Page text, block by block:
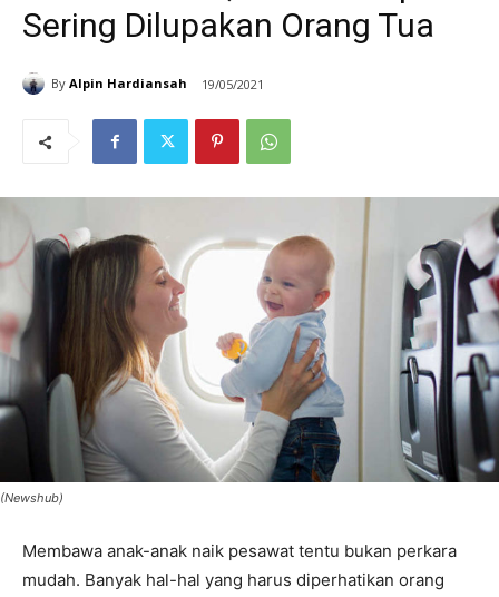
Sering Dilupakan Orang Tua
By Alpin Hardiansah 19/05/2021
(Newshub)
Membawa anak-anak naik pesawat tentu bukan perkara
mudah. Banyak hal-hal yang harus diperhatikan orang